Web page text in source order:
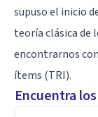
supuso el inicio
teoría clásica de
encontrarnos
ítems (TRI).
Encuentra